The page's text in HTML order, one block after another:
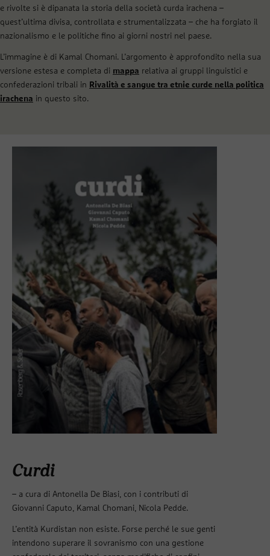
e rivolte si è dipanata la storia della società curda irachena –
quest’ultima divisa, controllata e strumentalizzata – che ha forgiato il
nazionalismo e le politiche fino ai giorni nostri nel paese.
L’immagine è di Kamal Chomani. L’argomento è approfondito nella sua
versione estesa e completa di mappa relativa ai gruppi linguistici e
confederazioni tribali in Rivalità e sangue tra etnie curde nella politica
irachena in questo sito.
Curdi
– a cura di Antonella De Biasi, con i contributi di
Giovanni Caputo, Kamal Chomani, Nicola Pedde.
L’entità Kurdistan non esiste. Forse perché le sue genti
intendono superare il sovranismo con una gestione